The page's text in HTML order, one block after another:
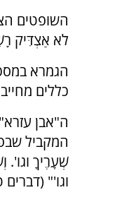
השופטים
לֹא אַצְדִּיק
הגמרא
כללים
ה"אבן
המקביל
שְׁעָרֶיךָ
וגו'" (דברים